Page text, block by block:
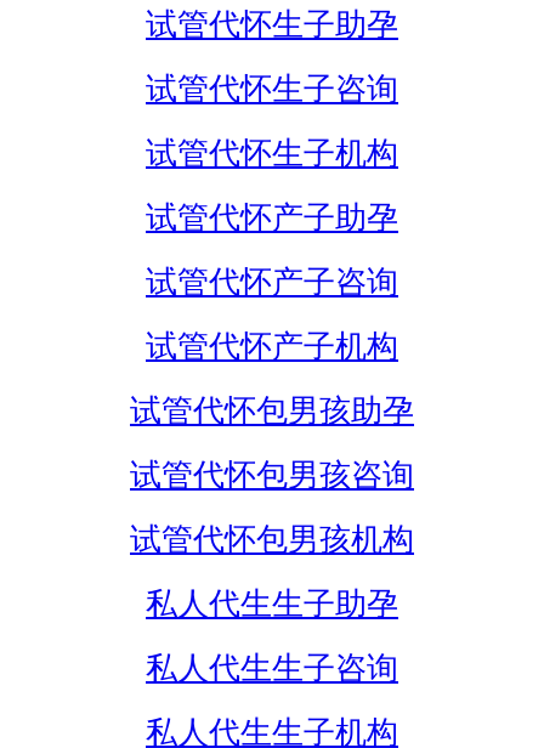
试管代怀生子助孕
试管代怀生子咨询
试管代怀生子机构
试管代怀产子助孕
试管代怀产子咨询
试管代怀产子机构
试管代怀包男孩助孕
试管代怀包男孩咨询
试管代怀包男孩机构
私人代生生子助孕
私人代生生子咨询
私人代生生子机构